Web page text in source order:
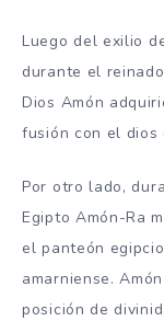
Luego del exilio
durante el
Dios Amón
fusión con el dios
Por otro lado,
Egipto Amón-Ra
el panteón
amarniense.
posición de